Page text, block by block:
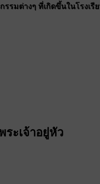
รมต่างๆ ที่เกิดขึ้นในโรงเรี
ระเจ้าอยู่หัว